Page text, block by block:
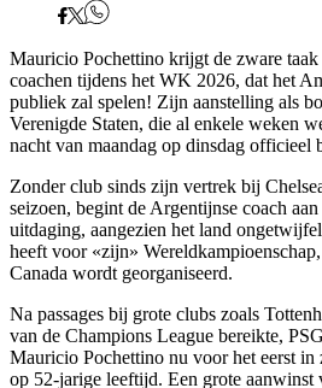
Mauricio Pochettino krijgt de zware taak
coachen tijdens het WK 2026, dat het
publiek zal spelen! Zijn aanstelling als
Verenigde Staten, die al enkele weken
nacht van maandag op dinsdag officieel
Zonder club sinds zijn vertrek bij
seizoen, begint de Argentijnse coach
uitdaging, aangezien het land
heeft voor «zijn»
Canada wordt georganiseerd.
Na passages bij grote clubs zoals
van de Champions League bereikte,
Mauricio Pochettino nu voor het eerst in
op 52-jarige leeftijd. Een grote aanwinst